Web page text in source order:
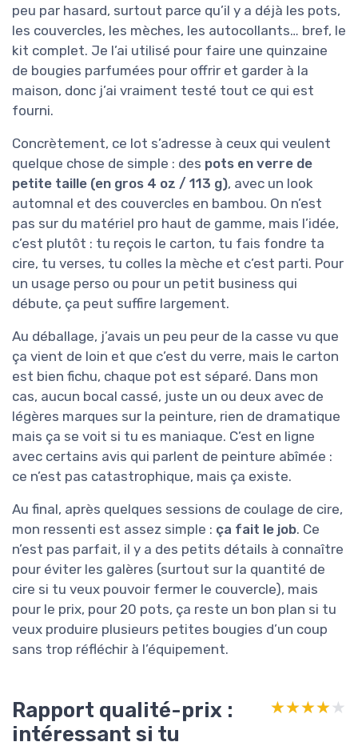
peu par hasard, surtout parce qu’il y a déjà les pots,
les couvercles, les mèches, les autocollants… bref, le
kit complet. Je l’ai utilisé pour faire une quinzaine
de bougies parfumées pour offrir et garder à la
maison, donc j’ai vraiment testé tout ce qui est
fourni.
Concrètement, ce lot s’adresse à ceux qui veulent
quelque chose de simple : des pots en verre de
petite taille (en gros 4 oz / 113 g), avec un look
automnal et des couvercles en bambou. On n’est
pas sur du matériel pro haut de gamme, mais l’idée,
c’est plutôt : tu reçois le carton, tu fais fondre ta
cire, tu verses, tu colles la mèche et c’est parti. Pour
un usage perso ou pour un petit business qui
débute, ça peut suffire largement.
Au déballage, j’avais un peu peur de la casse vu que
ça vient de loin et que c’est du verre, mais le carton
est bien fichu, chaque pot est séparé. Dans mon
cas, aucun bocal cassé, juste un ou deux avec de
légères marques sur la peinture, rien de dramatique
mais ça se voit si tu es maniaque. C’est en ligne
avec certains avis qui parlent de peinture abîmée :
ce n’est pas catastrophique, mais ça existe.
Au final, après quelques sessions de coulage de cire,
mon ressenti est assez simple : ça fait le job. Ce
n’est pas parfait, il y a des petits détails à connaître
pour éviter les galères (surtout sur la quantité de
cire si tu veux pouvoir fermer le couvercle), mais
pour le prix, pour 20 pots, ça reste un bon plan si tu
veux produire plusieurs petites bougies d’un coup
sans trop réfléchir à l’équipement.
Rapport qualité-prix :
intéressant si tu
★★★★★
★★★★★